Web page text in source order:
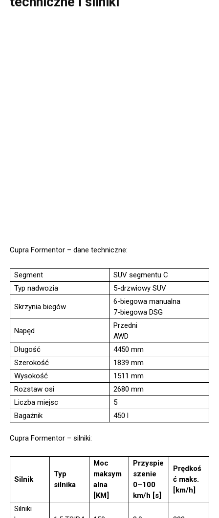
Cupra Formentor – dane techniczne:
Segment
SUV segmentu C
Typ nadwozia
5-drzwiowy SUV
Skrzynia biegów
6-biegowa manualna
7-biegowa DSG
Napęd
Przedni
AWD
Długość
4450 mm
Szerokość
1839 mm
Wysokość
1511 mm
Rozstaw osi
2680 mm
Liczba miejsc
5
Bagażnik
450 l
Cupra Formentor – silniki:
Silnik
Typ
silnika
Moc
maksym
alna
[KM]
Przyspie
szenie
0–100
km/h [s]
Prędkoś
ć maks.
[km/h]
Silniki